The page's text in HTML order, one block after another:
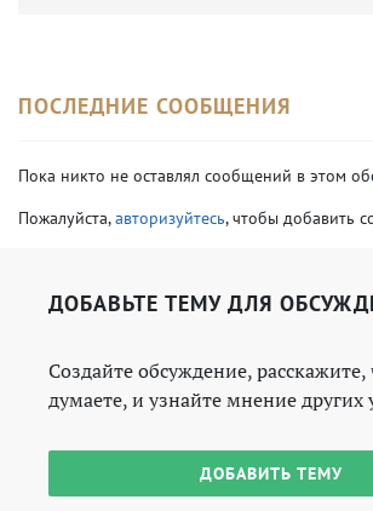
ПОСЛЕДНИЕ СООБЩЕНИЯ
Пока никто не оставлял сообщений в этом
Пожалуйста,авторизуйтесь, чтобы добавить
ДОБАВЬТЕ ТЕМУ ДЛЯ
Создайте обсуждение, расскажите,
думаете, и узнайте мнение других
ДОБАВИТЬ ТЕМУ